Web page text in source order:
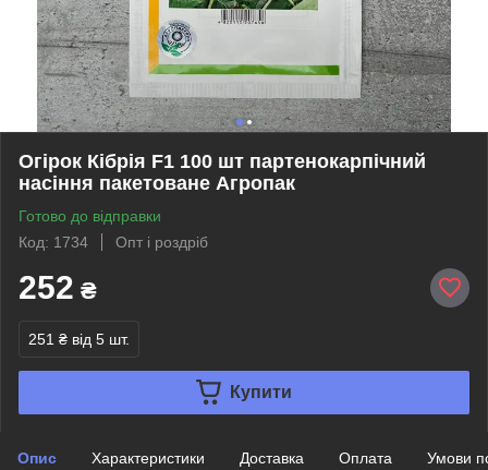
Огірок Кібрія F1 100 шт партенокарпічний
насіння пакетоване Агропак
Готово до відправки
Код: 1734
Опт і роздріб
252 ₴
251 ₴ від 5 шт.
Купити
Опис Характеристики Доставка Оплата Умови